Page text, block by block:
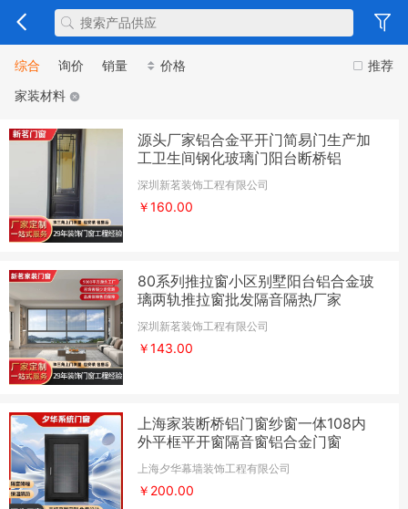
推荐
综合 询价 销量
价格
家装材料
源头厂家铝合金平开门简易门生产加
工卫生间钢化玻璃门阳台断桥铝
深圳新茗装饰工程有限公司
￥160.00
80系列推拉窗小区别墅阳台铝合金玻
璃两轨推拉窗批发隔音隔热厂家
深圳新茗装饰工程有限公司
￥143.00
上海家装断桥铝门窗纱窗一体108内
外平框平开窗隔音窗铝合金门窗
上海夕华幕墙装饰工程有限公司
￥200.00